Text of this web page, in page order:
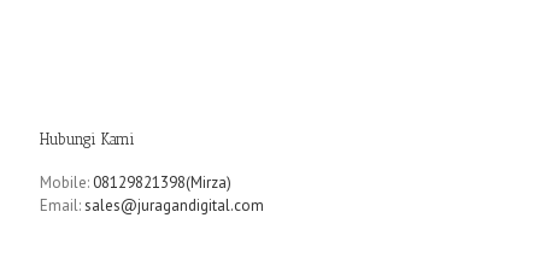
Hubungi Kami
Mobile: 08129821398(Mirza)
Email:sales@juragandigital.com